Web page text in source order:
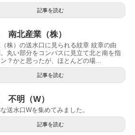
記事を読む
南北産業（株）
株）の送水口に見られる紋章 紋章の由
丸い部分をコンパスに見立て北と南を指
？かと思ったが、ほとんどの場...
記事を読む
不明（W）
送水口Wを集めてみました。
記事を読む